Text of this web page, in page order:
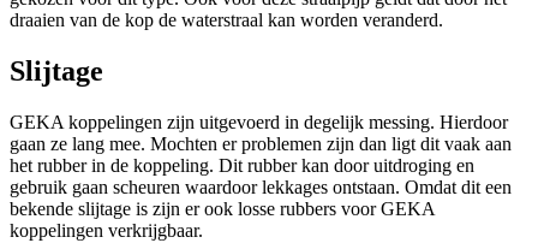
draaien van de kop de waterstraal kan worden veranderd.
Slijtage
GEKA koppelingen zijn uitgevoerd in degelijk messing. Hierdoor
gaan ze lang mee. Mochten er problemen zijn dan ligt dit vaak aan
het rubber in de koppeling. Dit rubber kan door uitdroging en
gebruik gaan scheuren waardoor lekkages ontstaan. Omdat dit een
bekende slijtage is zijn er ook losse rubbers voor GEKA
koppelingen verkrijgbaar.